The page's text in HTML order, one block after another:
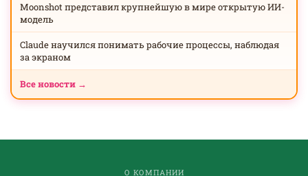
Moonshot представил крупнейшую в мире открытую ИИ-
модель
Claude научился понимать рабочие процессы, наблюдая
за экраном
Все новости →
О КОМПАНИИ